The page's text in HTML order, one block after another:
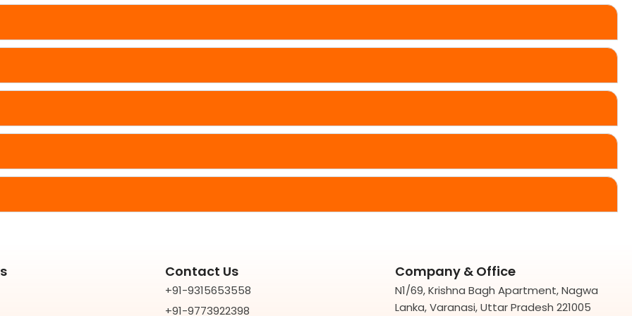
Contact Us
+91-9315653558
+91-9773922398
Company & Office
N1/69, Krishna Bagh Apartment, Nagwa
Lanka, Varanasi, Uttar Pradesh 221005